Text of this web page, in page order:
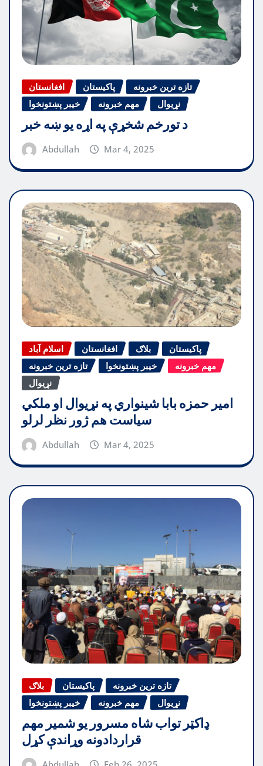
افغانستان پاکیستان
تازه ترین خبرونه
خیبر پښتونخوا
مهم خبرونه نړیوال
د تورخم شخړې په اړه یو ښه خبر
Abdullah Mar 4, 2025
اسلام آباد افغانستان بلاګ
پاکیستان
تازه ترین خبرونه
خیبر پښتونخوا
مهم خبرونه
نړیوال
امیر حمزه بابا شینواري په نړیوال او ملکي
سیاست هم ژور نظر لرلو
Abdullah Mar 4, 2025
بلاګ پاکیستان
تازه ترین خبرونه
خیبر پښتونخوا
مهم خبرونه نړیوال
ډاکټر تواب شاه مسرور یو شمیر مهم
قراردادونه وړاندې کړل